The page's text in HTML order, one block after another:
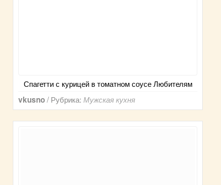
Спагетти с курицей в томатном соусе Любителям
vkusno/ Рубрика:Мужская кухня